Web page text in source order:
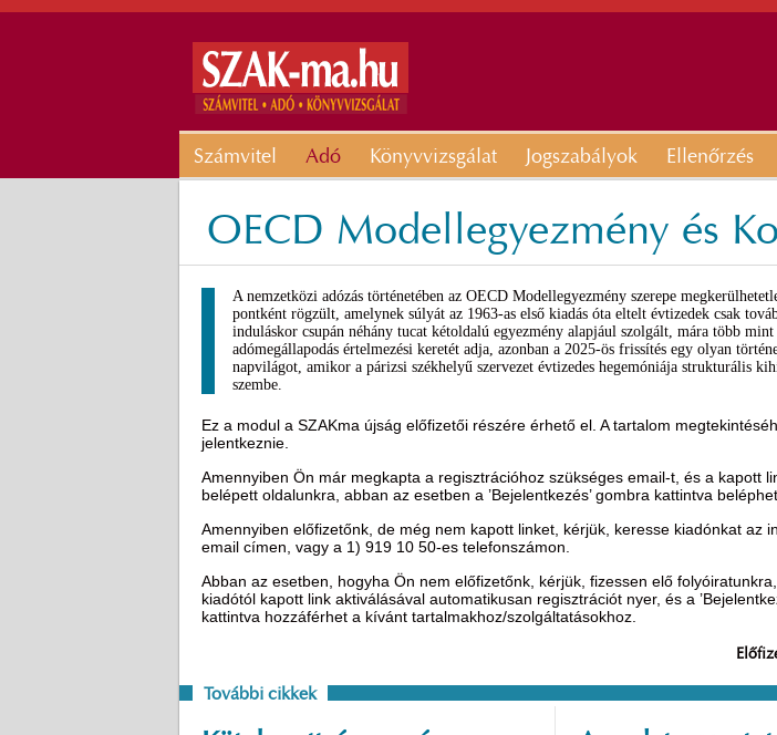
Számvitel Adó Könyvvizsgálat Jogszabályok Ellenőrzés
OECD Modellegyezmény és
A nemzetközi adózás történetében az OECD Modellegyezmény szerepe
pontként rögzült, amelynek súlyát az 1963-as első kiadás óta eltelt évtizedek csak
induláskor csupán néhány tucat kétoldalú egyezmény alapjául szolgált, mára több
adómegállapodás értelmezési keretét adja, azonban a 2025-ös frissítés egy olyan
napvilágot, amikor a párizsi székhelyű szervezet évtizedes hegemóniája strukturális
szembe.
Ez a modul a SZAKma újság előfizetői részére érhető el. A tartalom
jelentkeznie.
Amennyiben Ön már megkapta a regisztrációhoz szükséges email-t, és a kapott
belépett oldalunkra, abban az esetben a ’Bejelentkezés’ gombra kattintva
Amennyiben előfizetőnk, de még nem kapott linket, kérjük, keresse kiadónkat az
email címen, vagy a 1) 919 10 50-es telefonszámon.
Abban az esetben, hogyha Ön nem előfizetőnk, kérjük, fizessen elő
kiadótól kapott link aktiválásával automatikusan regisztrációt nyer, és a
kattintva hozzáférhet a kívánt tartalmakhoz/szolgáltatásokhoz.
További cikkek